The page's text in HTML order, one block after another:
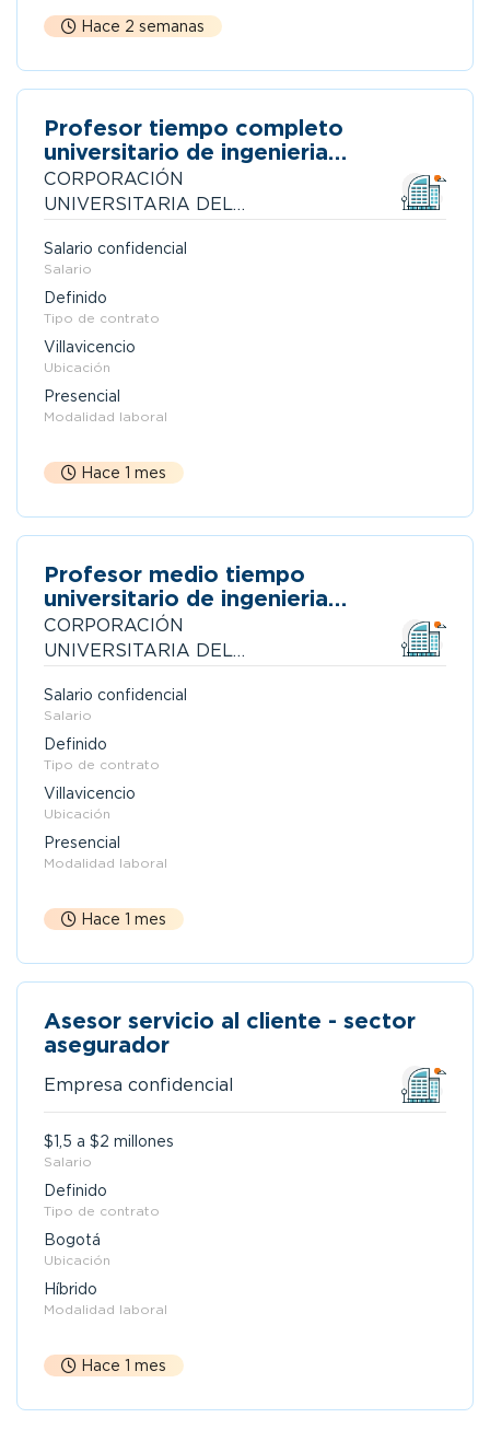
Hace 2 semanas
Profesor tiempo completo
universitario de ingenieria
ambiental modelación e hidrología
CORPORACIÓN
UNIVERSITARIA DEL
Salario confidencial
Salario
Definido
Tipo de contrato
Villavicencio
Ubicación
Presencial
Modalidad laboral
Hace 1 mes
Profesor medio tiempo
universitario de ingenieria
ambiental modelación e hidrología
CORPORACIÓN
UNIVERSITARIA DEL
Salario confidencial
Salario
Definido
Tipo de contrato
Villavicencio
Ubicación
Presencial
Modalidad laboral
Hace 1 mes
Asesor servicio al cliente - sector
asegurador
Empresa confidencial
$1,5 a $2 millones
Salario
Definido
Tipo de contrato
Bogotá
Ubicación
Híbrido
Modalidad laboral
Hace 1 mes